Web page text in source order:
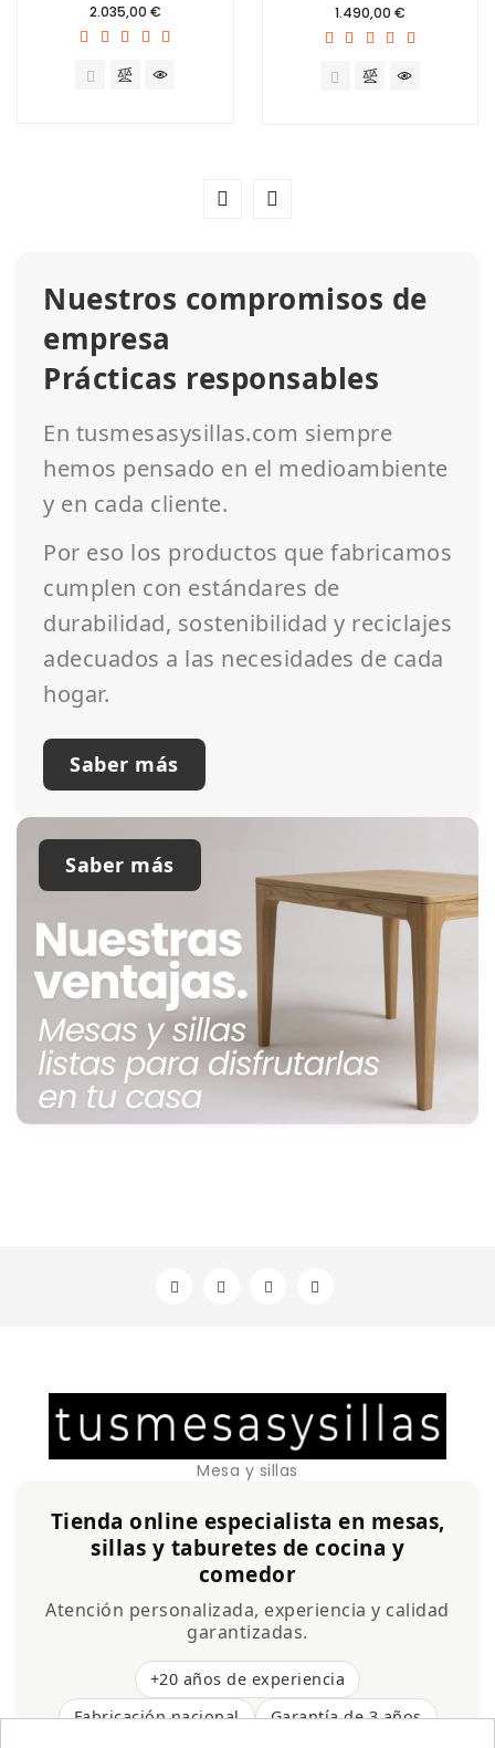
Precio
2.035,00 € Precio
1.490,00 €
Nuestros compromisos de
empresa
Prácticas responsables
En tusmesasysillas.com siempre
hemos pensado en el medioambiente
y en cada cliente.
Por eso los productos que fabricamos
cumplen con estándares de
durabilidad, sostenibilidad y reciclajes
adecuados a las necesidades de cada
hogar.
Saber más
Saber más
Mesa y sillas
Tienda online especialista en mesas,
sillas y taburetes de cocina y
comedor
Atención personalizada, experiencia y calidad
garantizadas.
+20 años de experiencia
Fabricación nacional
Garantía de 3 años